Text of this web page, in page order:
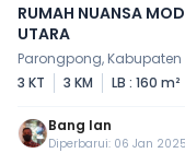
RUMAH NUANSA
UTARA
Parongpong,
3 KT
3 KM LB : 160 m²
Bang Ian
Diperbarui: 06 Jan 2025